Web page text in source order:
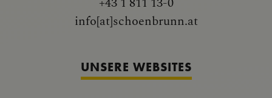
info[at]schoenbrunn.at
UNSERE WEBSITES